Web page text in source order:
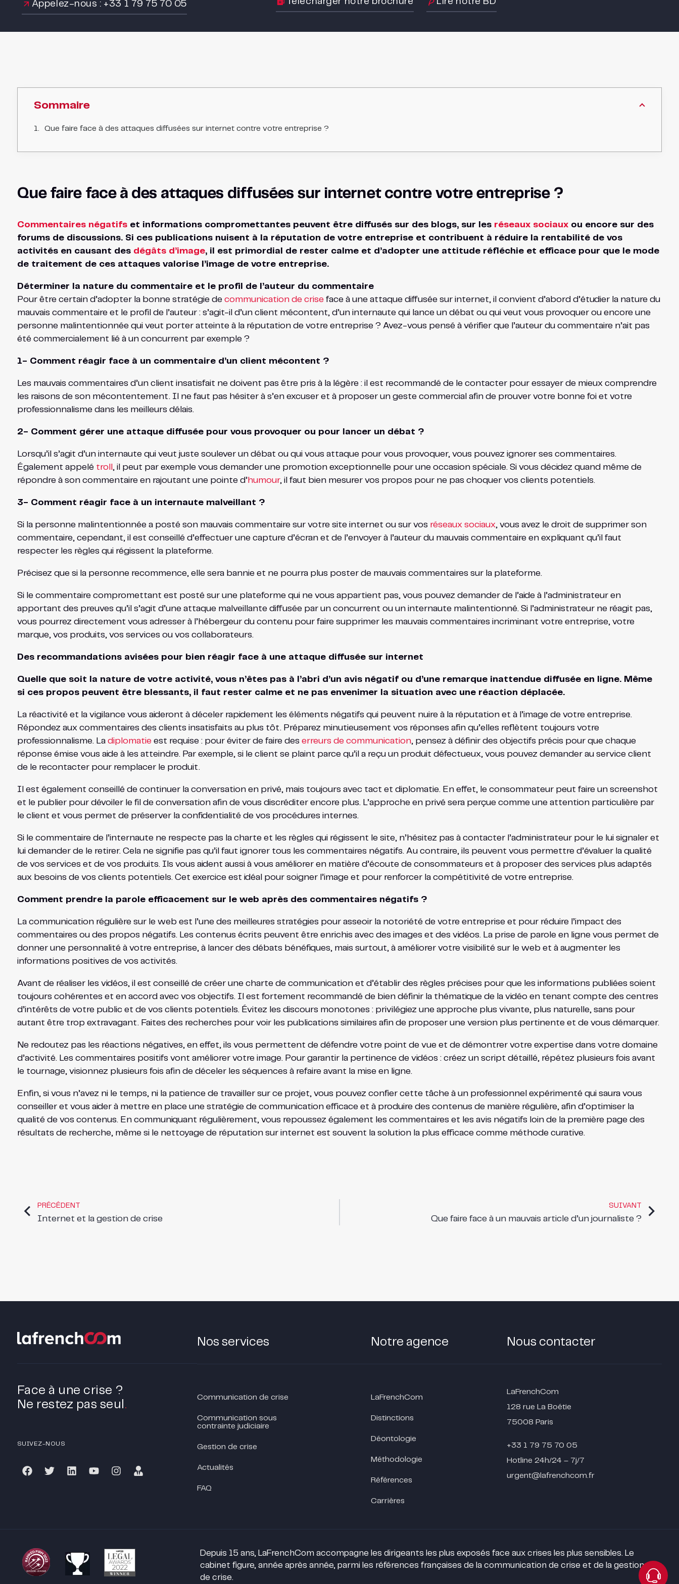
Appelez-nous : +33 1 79 75 70 05
Sommaire
Que faire face à des attaques diffusées sur internet contre votre entreprise ?
Que faire face à des attaques diffusées sur internet contre votre entreprise ?
Commentaires négatifset informations compromettantes peuvent être diffusés sur des blogs, sur les réseaux sociauxou encore sur des
forums de discussions. Si ces publications nuisent à la réputation de votre entreprise et contribuent à réduire la rentabilité de vos
activités en causant des dégâts d’image, il est primordial de rester calme et d’adopter une attitude réfléchie et efficace pour que le mode
de traitement de ces attaques valorise l’image de votre entreprise.
Déterminer la nature du commentaire et le profil de l’auteur du commentaire
Pour être certain d’adopter la bonne stratégie de communication de criseface à une attaque diffusée sur internet, il convient d’abord d’étudier la nature du
mauvais commentaire et le profil de l’auteur : s’agit-il d’un client mécontent, d’un internaute qui lance un débat ou qui veut vous provoquer ou encore une
personne malintentionnée qui veut porter atteinte à la réputation de votre entreprise ? Avez-vous pensé à vérifier que l’auteur du commentaire n’ait pas
été commercialement lié à un concurrent par exemple ?
1- Comment réagir face à un commentaire d’un client mécontent ?
Les mauvais commentaires d’un client insatisfait ne doivent pas être pris à la légère : il est recommandé de le contacter pour essayer de mieux comprendre
les raisons de son mécontentement. Il ne faut pas hésiter à s’en excuser et à proposer un geste commercial afin de prouver votre bonne foi et votre
professionnalisme dans les meilleurs délais.
2- Comment gérer une attaque diffusée pour vous provoquer ou pour lancer un débat ?
Lorsqu’il s’agit d’un internaute qui veut juste soulever un débat ou qui vous attaque pour vous provoquer, vous pouvez ignorer ses commentaires.
Également appelé troll , il peut par exemple vous demander une promotion exceptionnelle pour une occasion spéciale. Si vous décidez quand même de
répondre à son commentaire en rajoutant une pointe d’humour, il faut bien mesurer vos propos pour ne pas choquer vos clients potentiels.
3- Comment réagir face à un internaute malveillant ?
Si la personne malintentionnée a posté son mauvais commentaire sur votre site internet ou sur vos réseaux sociaux, vous avez le droit de supprimer son
commentaire, cependant, il est conseillé d’effectuer une capture d’écran et de l’envoyer à l’auteur du mauvais commentaire en expliquant qu’il faut
respecter les règles qui régissent la plateforme.
Précisez que si la personne recommence, elle sera bannie et ne pourra plus poster de mauvais commentaires sur la plateforme.
Si le commentaire compromettant est posté sur une plateforme qui ne vous appartient pas, vous pouvez demander de l’aide à l’administrateur en
apportant des preuves qu’il s’agit d’une attaque malveillante diffusée par un concurrent ou un internaute malintentionné. Si l’administrateur ne réagit pas,
vous pourrez directement vous adresser à l’hébergeur du contenu pour faire supprimer les mauvais commentaires incriminant votre entreprise, votre
marque, vos produits, vos services ou vos collaborateurs.
Des recommandations avisées pour bien réagir face à une attaque diffusée sur internet
Quelle que soit la nature de votre activité, vous n’êtes pas à l’abri d’un avis négatif ou d’une remarque inattendue diffusée en ligne. Même
si ces propos peuvent être blessants, il faut rester calme et ne pas envenimer la situation avec une réaction déplacée.
La réactivité et la vigilance vous aideront à déceler rapidement les éléments négatifs qui peuvent nuire à la réputation et à l’image de votre entreprise.
Répondez aux commentaires des clients insatisfaits au plus tôt. Préparez minutieusement vos réponses afin qu’elles reflètent toujours votre
professionnalisme. La diplomatieest requise : pour éviter de faire des erreurs de communication, pensez à définir des objectifs précis pour que chaque
réponse émise vous aide à les atteindre. Par exemple, si le client se plaint parce qu’il a reçu un produit défectueux, vous pouvez demander au service client
de le recontacter pour remplacer le produit.
Il est également conseillé de continuer la conversation en privé, mais toujours avec tact et diplomatie. En effet, le consommateur peut faire un screenshot
et le publier pour dévoiler le fil de conversation afin de vous discréditer encore plus. L’approche en privé sera perçue comme une attention particulière par
le client et vous permet de préserver la confidentialité de vos procédures internes.
Si le commentaire de l’internaute ne respecte pas la charte et les règles qui régissent le site, n’hésitez pas à contacter l’administrateur pour le lui signaler et
lui demander de le retirer. Cela ne signifie pas qu’il faut ignorer tous les commentaires négatifs. Au contraire, ils peuvent vous permettre d’évaluer la qualité
de vos services et de vos produits. Ils vous aident aussi à vous améliorer en matière d’écoute de consommateurs et à proposer des services plus adaptés
aux besoins de vos clients potentiels. Cet exercice est idéal pour soigner l’image et pour renforcer la compétitivité de votre entreprise.
Comment prendre la parole efficacement sur le web après des commentaires négatifs ?
La communication régulière sur le web est l’une des meilleures stratégies pour asseoir la notoriété de votre entreprise et pour réduire l’impact des
commentaires ou des propos négatifs. Les contenus écrits peuvent être enrichis avec des images et des vidéos. La prise de parole en ligne vous permet de
donner une personnalité à votre entreprise, à lancer des débats bénéfiques, mais surtout, à améliorer votre visibilité sur le web et à augmenter les
informations positives de vos activités.
Avant de réaliser les vidéos, il est conseillé de créer une charte de communication et d’établir des règles précises pour que les informations publiées soient
toujours cohérentes et en accord avec vos objectifs. Il est fortement recommandé de bien définir la thématique de la vidéo en tenant compte des centres
d’intérêts de votre public et de vos clients potentiels. Évitez les discours monotones : privilégiez une approche plus vivante, plus naturelle, sans pour
autant être trop extravagant. Faites des recherches pour voir les publications similaires afin de proposer une version plus pertinente et de vous démarquer.
Ne redoutez pas les réactions négatives, en effet, ils vous permettent de défendre votre point de vue et de démontrer votre expertise dans votre domaine
d’activité. Les commentaires positifs vont améliorer votre image. Pour garantir la pertinence de vidéos : créez un script détaillé, répétez plusieurs fois avant
le tournage, visionnez plusieurs fois afin de déceler les séquences à refaire avant la mise en ligne.
Enfin, si vous n’avez ni le temps, ni la patience de travailler sur ce projet, vous pouvez confier cette tâche à un professionnel expérimenté qui saura vous
conseiller et vous aider à mettre en place une stratégie de communication efficace et à produire des contenus de manière régulière, afin d’optimiser la
qualité de vos contenus. En communiquant régulièrement, vous repoussez également les commentaires et les avis négatifs loin de la première page des
résultats de recherche, même si le nettoyage de réputation sur internet est souvent la solution la plus efficace comme méthode curative.
PRÉCÉDENT
Internet et la gestion de crise
SUIVANT
Que faire face à un mauvais article d’un journaliste ?
Face à une crise ?
Ne restez pas seul .
SUIVEZ-NOUS
Nos services
Communication de crise
Communication sous
contrainte judiciaire
Gestion de crise
Actualités
FAQ
Notre agence
LaFrenchCom
Distinctions
Déontologie
Méthodologie
Références
Carrières
Nous contacter
LaFrenchCom
128 rue La Boétie
75008 Paris
+33 1 79 75 70 05
Hotline 24h/24 – 7j/7
urgent@lafrenchcom.fr
Depuis 15 ans, LaFrenchCom accompagne les dirigeants les plus exposés face aux crises les plus sensibles. Le
cabinet figure, année après année, parmi les références françaises de la communication de crise et de la gestion
de crise.